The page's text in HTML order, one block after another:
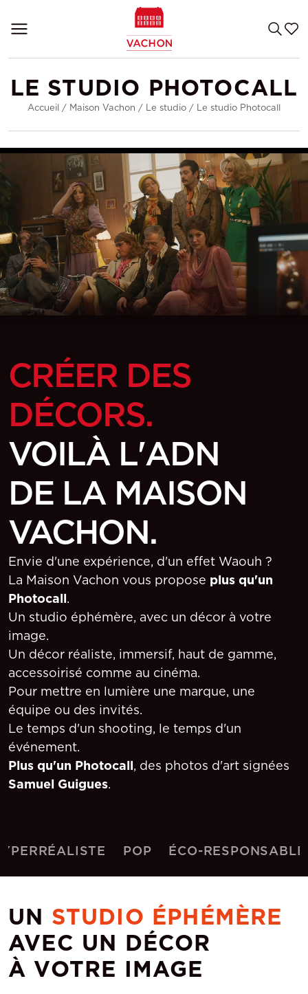
LE STUDIO PHOTOCALL
Accueil / Maison Vachon / Le studio / Le studio Photocall
CRÉER DES
DÉCORS.
VOILÀ L'ADN
DE LA MAISON
VACHON.
Envie d'une expérience, d'un effet Waouh ?
La Maison Vachon vous propose plus qu'un
Photocall.
Un studio éphémère, avec un décor à votre
image.
Un décor réaliste, immersif, haut de gamme,
accessoirisé comme au cinéma.
Pour mettre en lumière une marque, une
équipe ou des invités.
Le temps d'un shooting, le temps d'un
événement.
Plus qu'un Photocall, des photos d'art signées
Samuel Guigues.
POP ÉCO-RESPONSABLE
UN STUDIO ÉPHÉMÈRE
AVEC UN DÉCOR
À VOTRE IMAGE